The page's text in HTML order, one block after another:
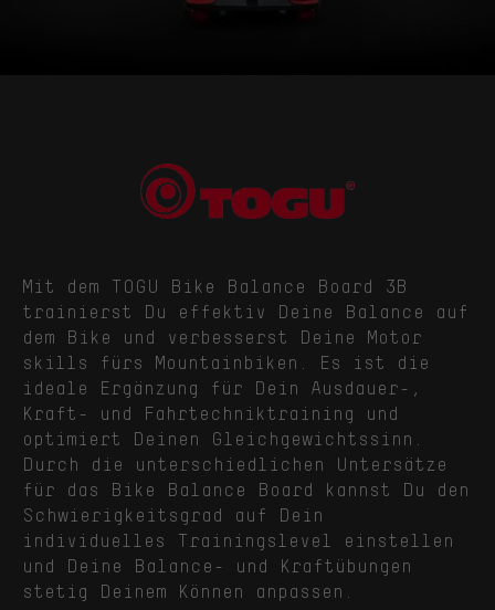
Mit dem TOGU Bike Balance Board 3B
trainierst Du effektiv Deine Balance auf
dem Bike und verbesserst Deine Motor
skills fürs Mountainbiken. Es ist die
ideale Ergänzung für Dein Ausdauer-,
Kraft- und Fahrtechniktraining und
optimiert Deinen Gleichgewichtssinn.
Durch die unterschiedlichen Untersätze
für das Bike Balance Board kannst Du den
Schwierigkeitsgrad auf Dein
individuelles Trainingslevel einstellen
und Deine Balance- und Kraftübungen
stetig Deinem Können anpassen.